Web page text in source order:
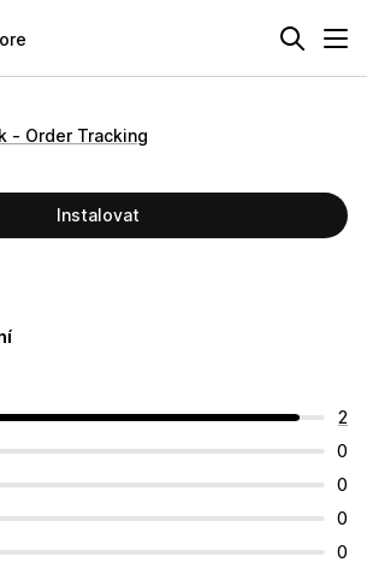
‑ Order Tracking
Instalovat
2
0
0
0
0